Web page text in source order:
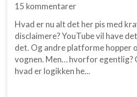
15 kommentarer
Hvad er nu alt det her pis med
disclaimere? YouTube vil have
det. Og andre platforme hopper
vognen. Men… hvorfor egentlig?
hvad er logikken he...